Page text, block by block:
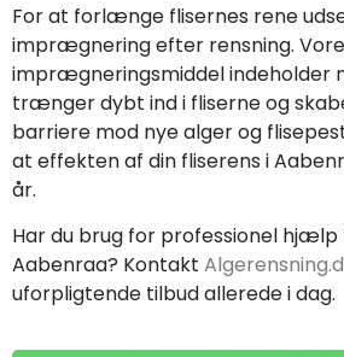
For at forlænge flisernes rene
imprægnering efter rensning.
imprægneringsmiddel indeholder
trænger dybt ind i fliserne og
barriere mod nye alger og
at effekten af din fliserens i
år.
Har du brug for professionel hjælp
Aabenraa? Kontakt
uforpligtende tilbud allerede i dag.